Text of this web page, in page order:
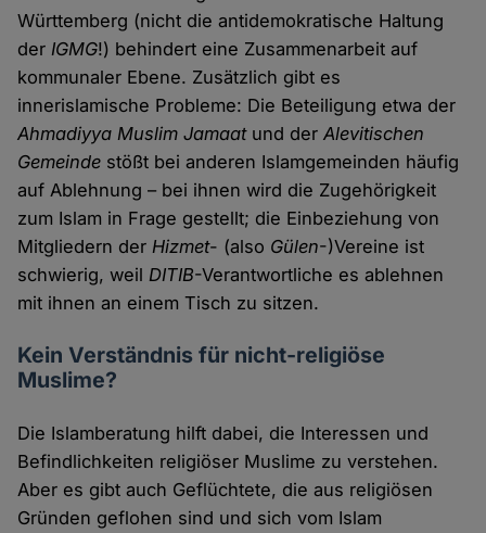
Württemberg (nicht die antidemokratische Haltung
der IGMG!) behindert eine Zusammenarbeit auf
kommunaler Ebene. Zusätzlich gibt es
innerislamische Probleme: Die Beteiligung etwa der
Ahmadiyya Muslim Jamaat und derAlevitischen
Gemeinde stößt bei anderen Islamgemeinden häufig
auf Ablehnung – bei ihnen wird die Zugehörigkeit
zum Islam in Frage gestellt; die Einbeziehung von
Mitgliedern der Hizmet- (also Gülen-)Vereine ist
schwierig, weil DITIB-Verantwortliche es ablehnen
mit ihnen an einem Tisch zu sitzen.
Kein Verständnis für nicht-religiöse
Muslime?
Die Islamberatung hilft dabei, die Interessen und
Befindlichkeiten religiöser Muslime zu verstehen.
Aber es gibt auch Geflüchtete, die aus religiösen
Gründen geflohen sind und sich vom Islam